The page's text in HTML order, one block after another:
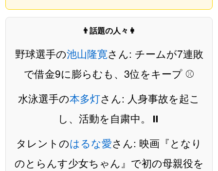
👨話題の人々👩
野球選手の池山隆寛さん: チームが7連敗
で借金9に膨らむも、3位をキープ ⚾️
水泳選手の本多灯さん: 人身事故を起こ
し、活動を自粛中。⏸️
タレントのはるな愛さん: 映画『となり
のとらんす少女ちゃん』で初の母親役を